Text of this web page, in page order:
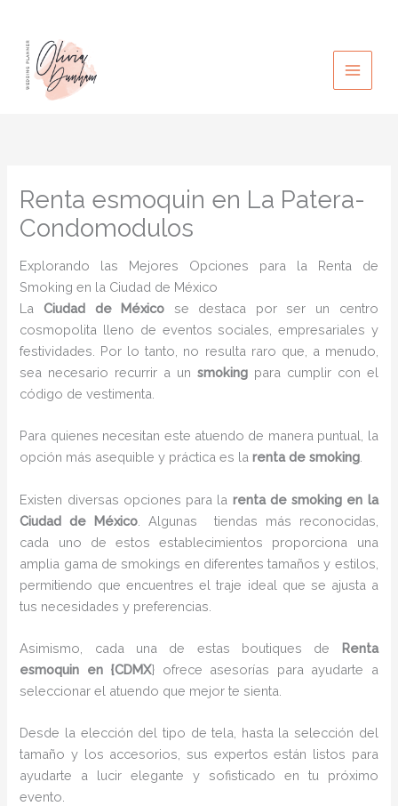
contenido
Renta esmoquin en La Patera-
Condomodulos
Explorando las Mejores Opciones para la Renta de
Smoking en la Ciudad de México
LaCiudad de México se destaca por ser un centro
cosmopolita lleno de eventos sociales, empresariales y
festividades. Por lo tanto, no resulta raro que, a menudo,
sea necesario recurrir a un smokingpara cumplir con el
código de vestimenta.
Para quienes necesitan este atuendo de manera puntual, la
opción más asequible y práctica es larenta de smoking
Existen diversas opciones para la renta de smoking en la
Ciudad de México . Algunas tiendas más reconocidas,
cada uno de estos establecimientos proporciona una
amplia gama de smokings en diferentes tamaños y estilos,
permitiendo que encuentres el traje ideal que se ajusta a
tus necesidades y preferencias.
Asimismo, cada una de estas boutiques de Renta
esmoquin en {CDMX} ofrece asesorías para ayudarte a
seleccionar el atuendo que mejor te sienta.
Desde la elección del tipo de tela, hasta la selección del
tamaño y los accesorios, sus expertos están listos para
ayudarte a lucir elegante y sofisticado en tu próximo
evento.